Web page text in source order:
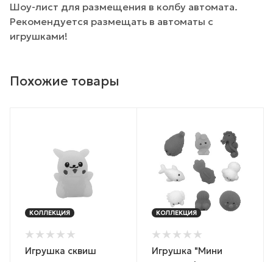
Шоу-лист для размещения в колбу автомата.
Рекомендуется размещать в автоматы с
игрушками!
Похожие товары
КОЛЛЕКЦИЯ
Игрушка сквиш
КОЛЛЕКЦИЯ
Игрушка "Мини